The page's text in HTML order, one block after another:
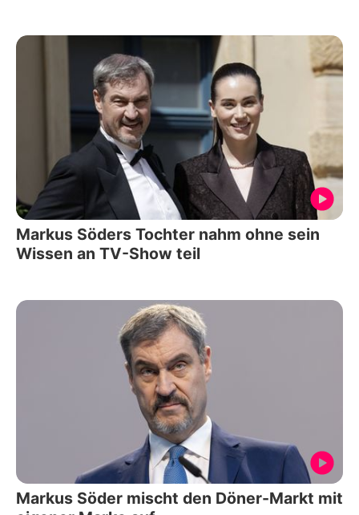
Markus Söders Tochter nahm ohne sein
Wissen an TV-Show teil
Markus Söder mischt den Döner-Markt mit